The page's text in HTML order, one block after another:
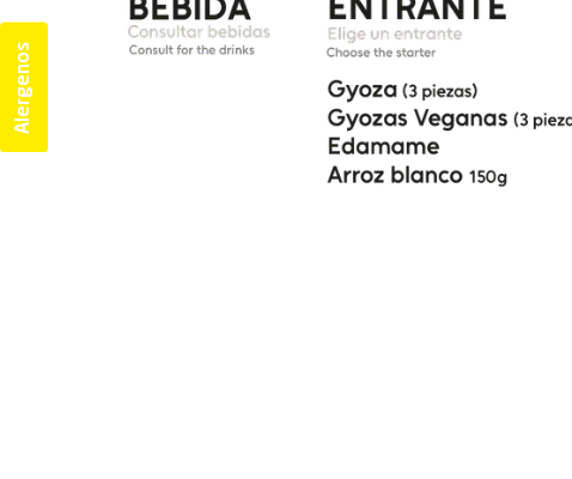
Alergenos